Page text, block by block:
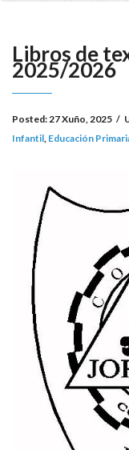
Libros de
2025/2026
Posted:27 Xuño, 2025 /
Infantil, Educación